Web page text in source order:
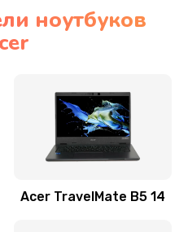
BIOS
ноутбуков
Acer TravelMate B5 14